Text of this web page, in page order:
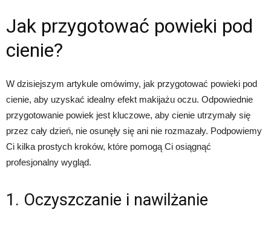
Jak przygotować powieki pod
cienie?
W dzisiejszym artykule omówimy, jak przygotować powieki pod
cienie, aby uzyskać idealny efekt makijażu oczu. Odpowiednie
przygotowanie powiek jest kluczowe, aby cienie utrzymały się
przez cały dzień, nie osunęły się ani nie rozmazały. Podpowiemy
Ci kilka prostych kroków, które pomogą Ci osiągnąć
profesjonalny wygląd.
1. Oczyszczanie i nawilżanie